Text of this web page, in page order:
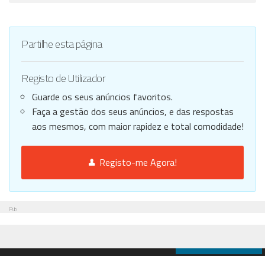
Partilhe esta página
Registo de Utilizador
Guarde os seus anúncios favoritos.
Faça a gestão dos seus anúncios, e das respostas
aos mesmos, com maior rapidez e total comodidade!
Registo-me Agora!
Pub